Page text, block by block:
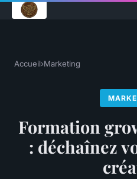
Accueil›Marketing
Formation
: déchaînez